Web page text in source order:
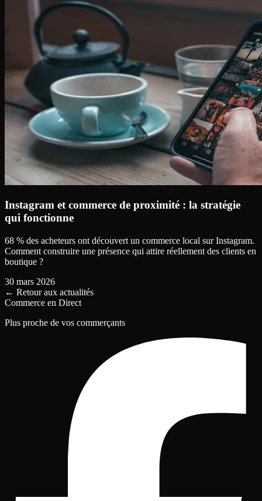
Instagram et commerce de proximité : la stratégie
qui fonctionne
68 % des acheteurs ont découvert un commerce local sur Instagram.
Comment construire une présence qui attire réellement des clients en
boutique ?
30 mars 2026
← Retour aux actualités
Commerce en Direct
Plus proche de vos commerçants